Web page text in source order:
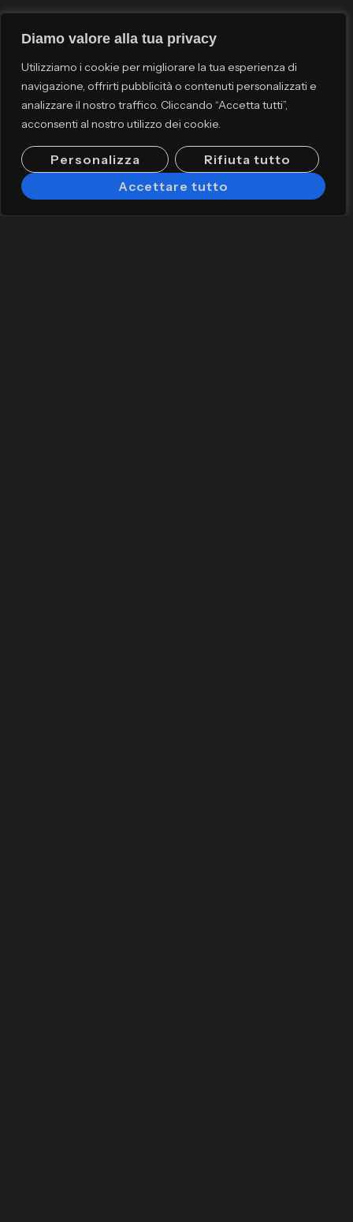
Diamo valore alla tua privacy
Utilizziamo i cookie per migliorare la tua esperienza di
navigazione, offrirti pubblicità o contenuti personalizzati e
analizzare il nostro traffico. Cliccando “Accetta tutti”,
acconsenti al nostro utilizzo dei cookie.
Personalizza
Rifiuta tutto
Accettare tutto